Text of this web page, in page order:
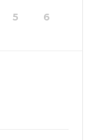
5 6